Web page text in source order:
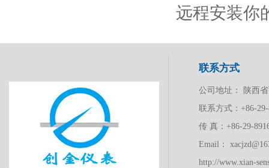
远程安装你
联系方式
公司地址： 陕西
联系方式：+86-29-
传 真：+86-29-
Email：
http://www.xian-